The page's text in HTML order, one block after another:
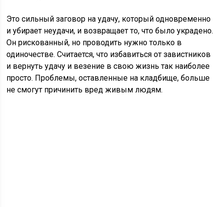
Это сильный заговор на удачу, который одновременно
и убирает неудачи, и возвращает то, что было украдено.
Он рискованный, но проводить нужно только в
одиночестве. Считается, что избавиться от завистников
и вернуть удачу и везение в свою жизнь так наиболее
просто. Проблемы, оставленные на кладбище, больше
не смогут причинить вред живым людям.